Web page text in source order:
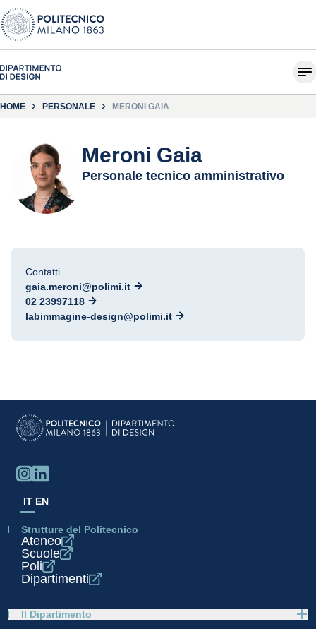
HOME PERSONALE MERONI GAIA
Meroni Gaia
Personale tecnico amministrativo
Contatti
gaia.meroni@polimi.it
02 23997118
labimmagine-design@polimi.it
IT EN
Strutture del Politecnico
Ateneo
Scuole
Poli
Dipartimenti
Il Dipartimento